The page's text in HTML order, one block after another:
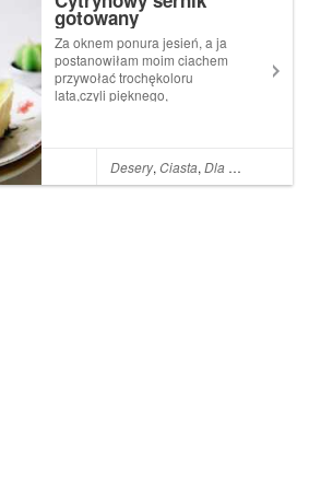
gotowany
Za oknem ponura jesień, a ja
postanowiłam moim ciachem
przywołać trochękoloru
lata,czyli pięknego,
aura ;)Sernik wyszedł
przepyszny. jeśli zrobicie go
Desery,Ciasta,Dla najmłodszych